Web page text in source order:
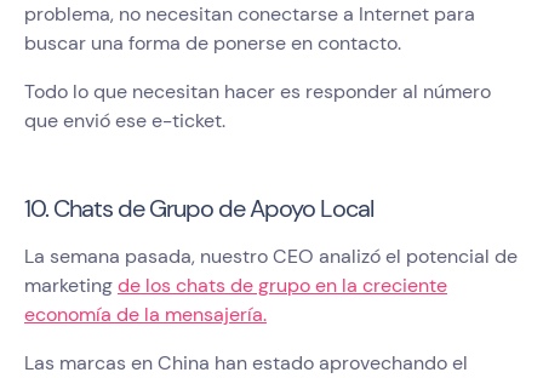
problema, no necesitan conectarse a Internet para
buscar una forma de ponerse en contacto.
Todo lo que necesitan hacer es responder al número
que envió ese e-ticket.
10. Chats de Grupo de Apoyo Local
La semana pasada, nuestro CEO analizó el potencial de
marketingde los chats de grupo en la creciente
economía de la mensajería.
Las marcas en China han estado aprovechando el